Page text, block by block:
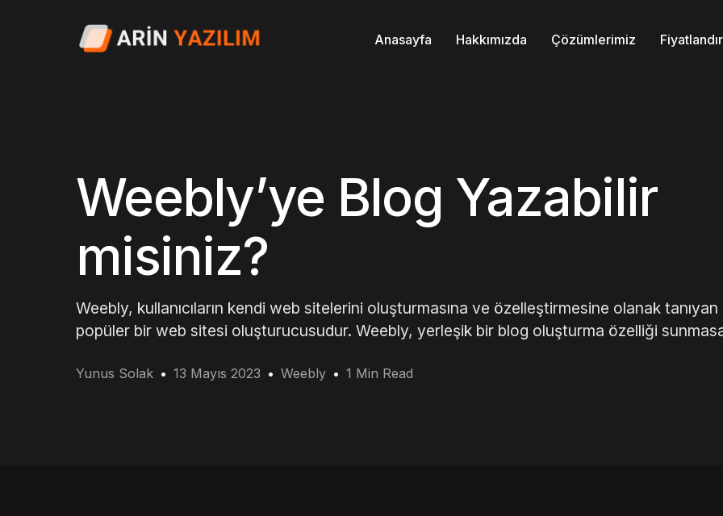
Anasayfa Hakkımızda Çözümlerimiz
Weebly’ye Blog Yazabilir
misiniz?
Weebly, kullanıcıların kendi web sitelerini oluşturmasına ve özelleştirmesine olanak tanıyan
popüler bir web sitesi oluşturucusudur. Weebly, yerleşik bir blog oluşturma özelliği
Yunus Solak 13 Mayıs 2023 Weebly 1 Min Read